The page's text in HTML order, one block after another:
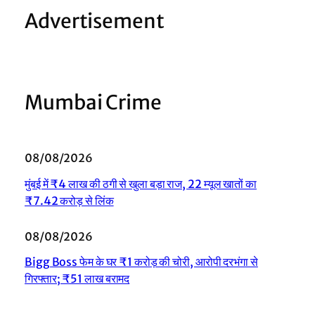
Advertisement
Mumbai Crime
08/08/2026
मुंबई में ₹4 लाख की ठगी से खुला बड़ा राज, 22 म्यूल खातों का
₹7.42 करोड़ से लिंक
08/08/2026
Bigg Boss फेम के घर ₹1 करोड़ की चोरी, आरोपी दरभंगा से
गिरफ्तार; ₹51 लाख बरामद